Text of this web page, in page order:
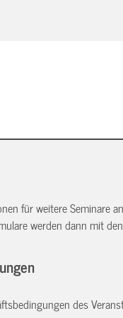
für weitere Seminare
werden dann mit
des